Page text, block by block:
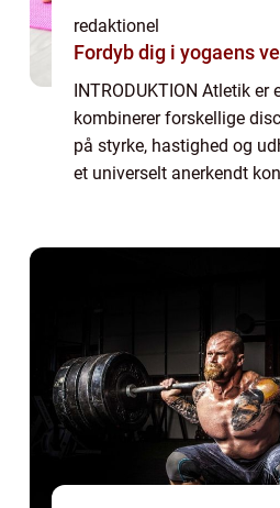
redaktionel
Fordyb dig i yogaens
INTRODUKTION Atletik er
kombinerer forskellige
på styrke, hastighed og
et universelt anerkendt